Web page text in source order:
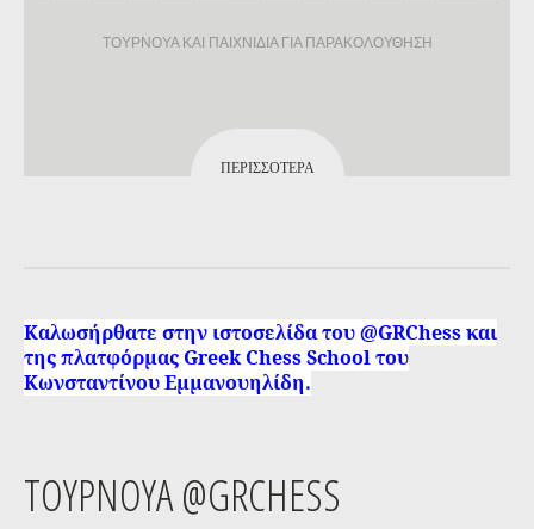
ΤΟΥΡΝΟΥΑ ΚΑΙ ΠΑΙΧΝΙΔΙΑ ΓΙΑ ΠΑΡΑΚΟΛΟΥΘΗΣΗ
ΠΕΡΙΣΣΌΤΕΡΑ
Καλωσήρθατε στην ιστοσελίδα του @GRChess και
της πλατφόρμας Greek Chess School του
Κωνσταντίνου Εμμανουηλίδη.
ΤΟΥΡΝΟΥΑ @GRCHESS